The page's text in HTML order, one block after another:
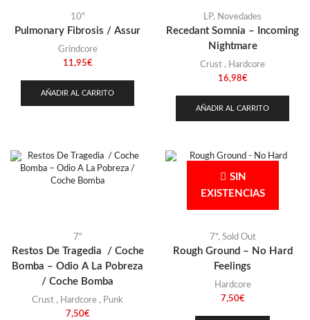
10"
Pulmonary Fibrosis / Assur
Grindcore
11,95€
AÑADIR AL CARRITO
LP, Novedades
Recedant Somnia – Incoming
Nightmare
Crust , Hardcore
16,98€
AÑADIR AL CARRITO
7"
Restos De Tragedia / Coche
Bomba – Odio A La Pobreza
/ Coche Bomba
Crust , Hardcore , Punk
7,50€
SIN
EXISTENCIAS
7", Sold Out
Rough Ground – No Hard
Feelings
Hardcore
7,50€